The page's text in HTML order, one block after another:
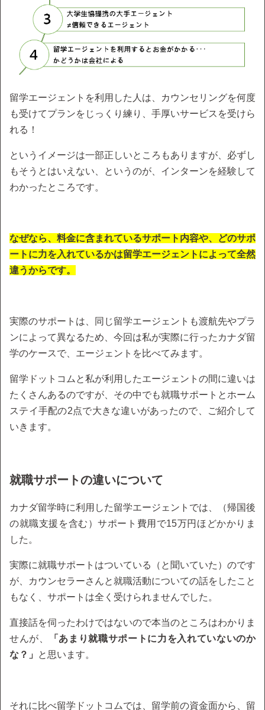
留学エージェントを利用した人は、カウンセリングを何度
も受けてプランをじっくり練り、手厚いサービスを受けら
れる！
というイメージは一部正しいところもありますが、必ずし
もそうとはいえない、というのが、インターンを経験して
わかったところです。
なぜなら、料金に含まれているサポート内容や、どのサポ
ートに力を入れているかは留学エージェントによって全然
違うからです。
実際のサポートは、同じ留学エージェントも渡航先やプラ
ンによって異なるため、今回は私が実際に行ったカナダ留
学のケースで、エージェントを比べてみます。
留学ドットコムと私が利用したエージェントの間に違いは
たくさんあるのですが、その中でも就職サポートとホーム
ステイ手配の2点で大きな違いがあったので、ご紹介して
いきます。
就職サポートの違いについて
カナダ留学時に利用した留学エージェントでは、（帰国後
の就職支援を含む）サポート費用で15万円ほどかかりま
した。
実際に就職サポートはついている（と聞いていた）のです
が、カウンセラーさんと就職活動についての話をしたこと
もなく、サポートは全く受けられませんでした。
直接話を伺ったわけではないので本当のところはわかりま
せんが、
「あまり就職サポートに力を入れていないのか
な？」
と思います。
それに比べ留学ドットコムでは、留学前の資金面から、留